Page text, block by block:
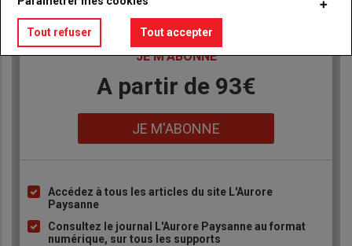
TITRE JE M'ABONNE
A partir de 93€
JE M'ABONNE
Liste
puce
Accédez à tous les articles du site L'Aurore
Paysanne
Consultez le journal L'Aurore Paysanne au format
numérique, sur tous les supports
Tout refuser Tout accepter